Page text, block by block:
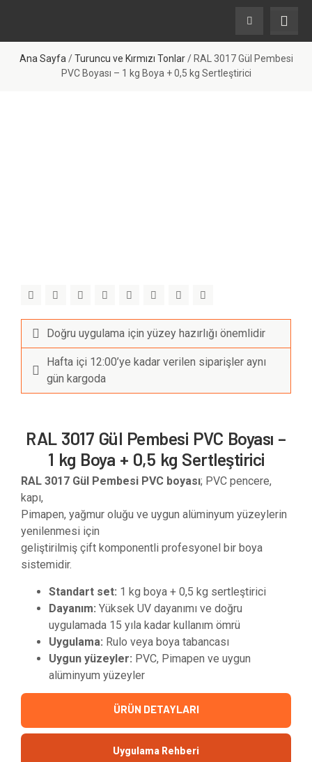
Ana Sayfa /Turuncu ve Kırmızı Tonlar/ RAL 3017 Gül Pembesi
PVC Boyası – 1 kg Boya + 0,5 kg Sertleştirici
Doğru uygulama için yüzey hazırlığı önemlidir
Hafta içi 12:00’ye kadar verilen siparişler aynı
gün kargoda
RAL 3017 Gül Pembesi PVC Boyası –
1 kg Boya + 0,5 kg Sertleştirici
RAL 3017 Gül Pembesi PVC boyası; PVC pencere,
kapı,
Pimapen, yağmur oluğu ve uygun alüminyum yüzeylerin
yenilenmesi için
geliştirilmiş çift komponentli profesyonel bir boya
sistemidir.
Standart set: 1 kg boya + 0,5 kg sertleştirici
Dayanım: Yüksek UV dayanımı ve doğru
uygulamada 15 yıla kadar kullanım ömrü
Uygulama: Rulo veya boya tabancası
Uygun yüzeyler: PVC, Pimapen ve uygun
alüminyum yüzeyler
ÜRÜN DETAYLARI
Uygulama Rehberi